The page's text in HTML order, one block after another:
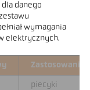
danego
wymagania
elektrycznych.
Zastosowanie
piecyki